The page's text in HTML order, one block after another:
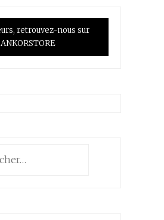
retrouvez-nous sur
ANKORSTORE